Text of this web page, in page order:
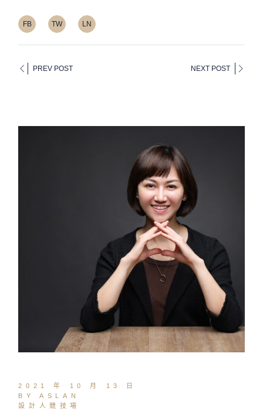
FB TW LN
PREV POST NEXT POST
2021 年 10 月 13 日
BY ASLAN
設計人競技場